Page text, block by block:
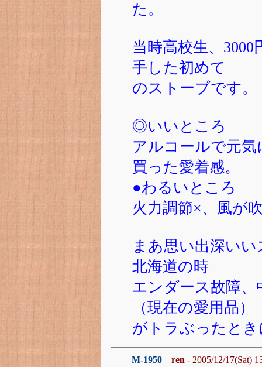
た。
当時高校生、
手した初めて
のストーブです。
◎いいところ
アルコールで元
買った愛着感。
●わるいところ
火力調節×、風が
まあ思い出深い
北海道の時
エンダース故障
（現在の愛用品）
がトラぶったと
M-1950 ren - 2005/12/17(Sat)